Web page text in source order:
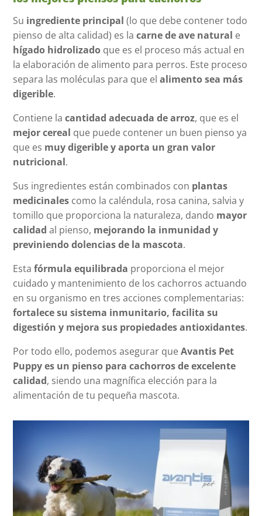
Su ingrediente principal (lo que debe contener todo
pienso de alta calidad) es lacarne de ave natural e
hígado hidrolizado que es el proceso más actual en
la elaboración de alimento para perros. Este proceso
separa las moléculas para que elalimento sea más
digerible.
Contiene lacantidad adecuada de arroz, que es el
mejor cereal que puede contener un buen pienso ya
que es muy digerible y aporta un gran valor
nutricional.
Sus ingredientes están combinados con plantas
medicinales como la caléndula, rosa canina, salvia y
tomillo que proporciona la naturaleza, dando mayor
calidad al pienso, mejorando la inmunidad y
previniendo dolencias de la mascota.
Estafórmula equilibrada proporciona el mejor
cuidado y mantenimiento de los cachorros actuando
en su organismo en tres acciones complementarias:
fortalece su sistema inmunitario, facilita su
digestión y mejora sus propiedades antioxidantes.
Por todo ello, podemos asegurar queAvantis Pet
Puppy es un pienso para cachorros de excelente
calidad, siendo una magnífica elección para la
alimentación de tu pequeña mascota.